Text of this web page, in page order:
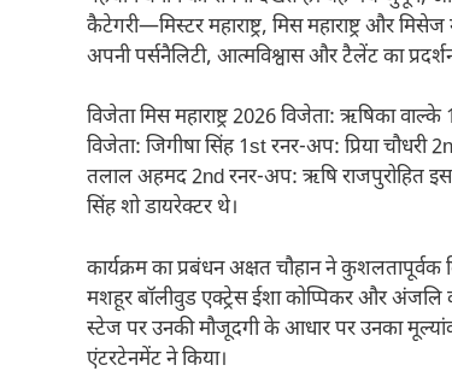
कैटेगरी—मिस्टर महाराष्ट्र, मिस महाराष्ट्र और
अपनी पर्सनैलिटी, आत्मविश्वास और टैलेंट का
विजेता मिस महाराष्ट्र 2026 विजेता: ऋषिका
विजेता: जिगीषा सिंह 1st रनर-अप: प्रिया चौधरी
तलाल अहमद 2nd रनर-अप: ऋषि राजपुरोहित इस
सिंह शो डायरेक्टर थे।
कार्यक्रम का प्रबंधन अक्षत चौहान ने
मशहूर बॉलीवुड एक्ट्रेस ईशा कोप्पिकर और अंजलि
स्टेज पर उनकी मौजूदगी के आधार पर उनका
एंटरटेनमेंट ने किया।